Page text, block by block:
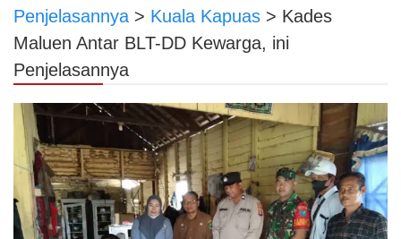
Penjelasannya > Kuala Kapuas > Kades
Maluen Antar BLT-DD Kewarga, ini
Penjelasannya